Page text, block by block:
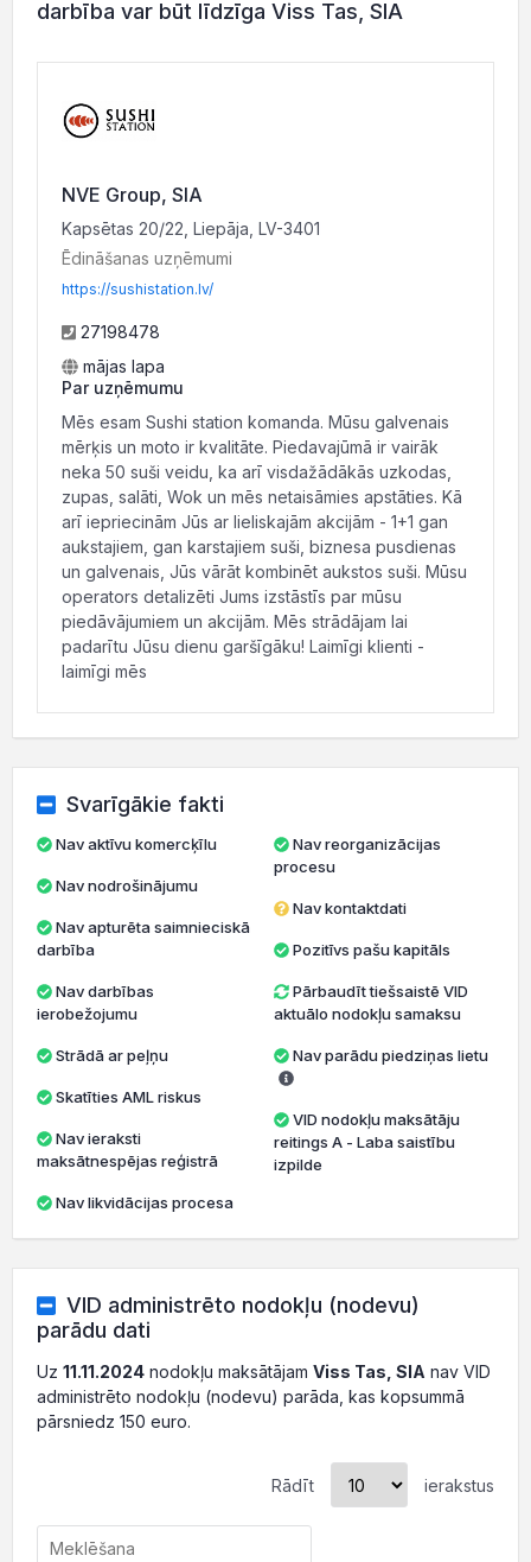
darbība var būt līdzīga Viss Tas, SIA
NVE Group, SIA
Kapsētas 20/22, Liepāja, LV-3401
Ēdināšanas uzņēmumi
https://sushistation.lv/
27198478
mājas lapa
Par uzņēmumu
Mēs esam Sushi station komanda. Mūsu galvenais
mērķis un moto ir kvalitāte. Piedavajūmā ir vairāk
neka 50 suši veidu, ka arī visdažādākās uzkodas,
zupas, salāti, Wok un mēs netaisāmies apstāties. Kā
arī iepriecinām Jūs ar lieliskajām akcijām - 1+1 gan
aukstajiem, gan karstajiem suši, biznesa pusdienas
un galvenais, Jūs vārāt kombinēt aukstos suši. Mūsu
operators detalizēti Jums izstāstīs par mūsu
piedāvājumiem un akcijām. Mēs strādājam lai
padarītu Jūsu dienu garšīgāku! Laimīgi klienti -
laimīgi mēs
Svarīgākie fakti
Nav aktīvu komercķīlu
Nav nodrošinājumu
darbība
ierobežojumu
Strādā ar peļņu
Skatīties AML riskus
maksātnespējas reģistrā
Nav likvidācijas procesa
Nav reorganizācijas
procesu
Nav kontaktdati
Pozitīvs pašu kapitāls
Pārbaudīt tiešsaistē VID
aktuālo nodokļu samaksu
Nav parādu piedziņas lietu
VID nodokļu maksātāju
reitings A - Laba saistību
izpilde
VID administrēto nodokļu (nodevu)
parādu dati
Uz 11.11.2024 nodokļu maksātājam Viss Tas, SIA nav VID
administrēto nodokļu (nodevu) parāda, kas kopsummā
pārsniedz 150 euro.
Rādīt ierakstus